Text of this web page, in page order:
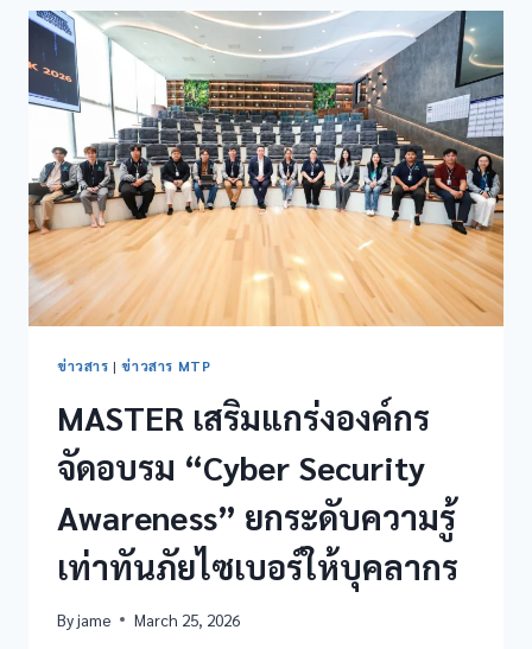
ข่าวสาร |ข่าวสาร MTP
MASTER เสริมแกร่งองค์กร
จัดอบรม “Cyber Security
Awareness” ยกระดับความรู้
เท่าทันภัยไซเบอร์ให้บุคลากร
Byjame March 25, 2026